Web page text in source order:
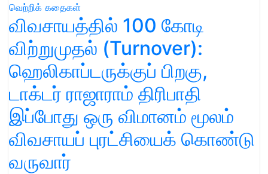
வெற்றிக் கதைகள்
விவசாயத்தில் 100 கோடி
விற்றுமுதல் (Turnover):
ஹெலிகாப்டருக்குப் பிறகு,
டாக்டர் ராஜாராம் திரிபாதி
இப்போது ஒரு விமானம் மூலம்
விவசாயப் புரட்சியைக் கொண்டு
வருவார்